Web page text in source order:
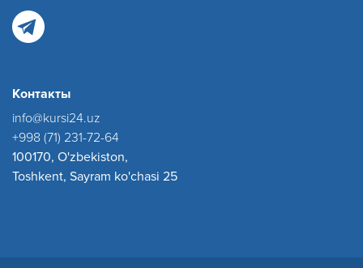
Контакты
info@kursi24.uz
+998 (71) 231-72-64
100170, O'zbekiston,
Toshkent, Sayram ko'chasi 25